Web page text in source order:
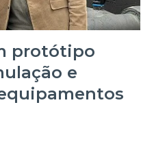
protótipo
e